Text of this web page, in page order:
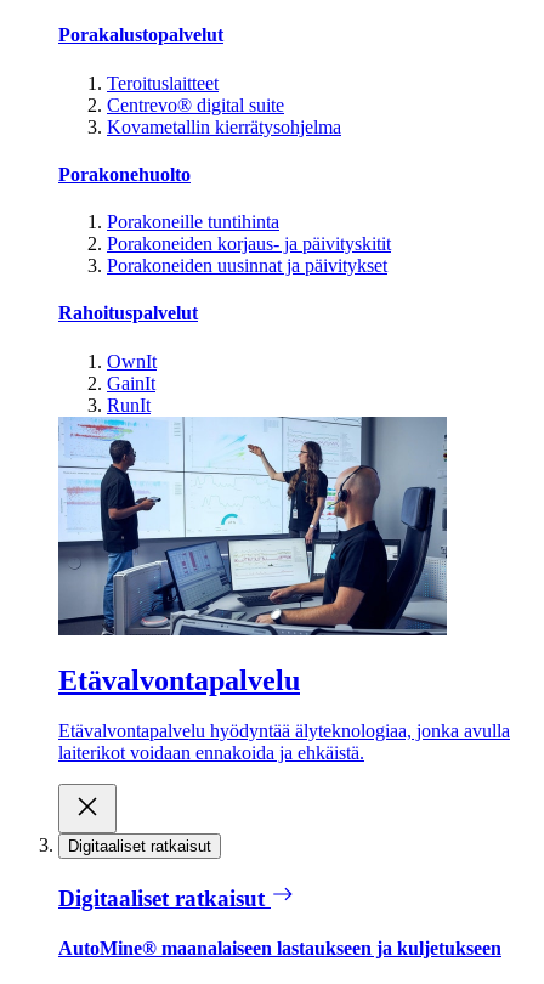
Porakalustopalvelut
Teroituslaitteet
Centrevo® digital suite
Kovametallin kierrätysohjelma
Porakonehuolto
Porakoneille tuntihinta
Porakoneiden korjaus- ja päivityskitit
Porakoneiden uusinnat ja päivitykset
Rahoituspalvelut
OwnIt
GainIt
RunIt
Etävalvontapalvelu
Etävalvontapalvelu hyödyntää älyteknologiaa, jonka avulla
laiterikot voidaan ennakoida ja ehkäistä.
Digitaaliset ratkaisut
Digitaaliset ratkaisut
AutoMine® maanalaiseen lastaukseen ja kuljetukseen